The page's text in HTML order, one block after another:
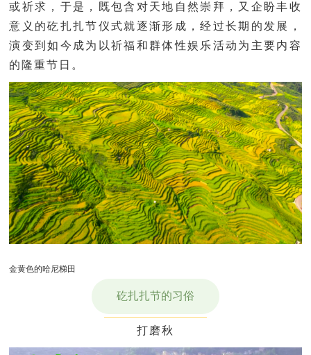
或祈求，于是，既包含对天地自然崇拜，又企盼丰收
意义的矻扎扎节仪式就逐渐形成，经过长期的发展，
演变到如今成为以祈福和群体性娱乐活动为主要内容
的隆重节日。
金黄色的哈尼梯田
矻扎扎节的习俗
打磨秋